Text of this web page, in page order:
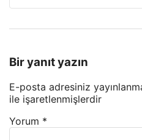
Bir yanıt yazın
E-posta adresiniz
ile işaretlenmişlerdir
Yorum *